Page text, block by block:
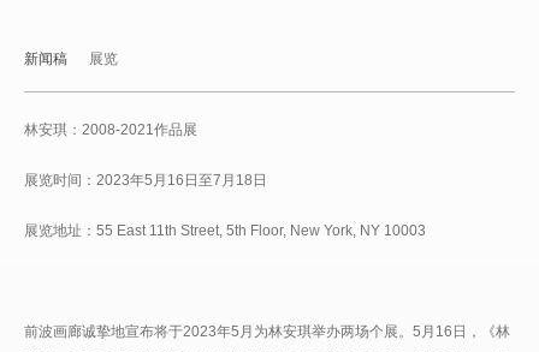
新闻稿 展览
林安琪：2008-2021作品展
展览时间：2023年5月16日至7月18日
展览地址：55 East 11th Street, 5th Floor, New York, NY 10003
前波画廊诚挚地宣布将于2023年5月为林安琪举办两场个展。5月16日，《林